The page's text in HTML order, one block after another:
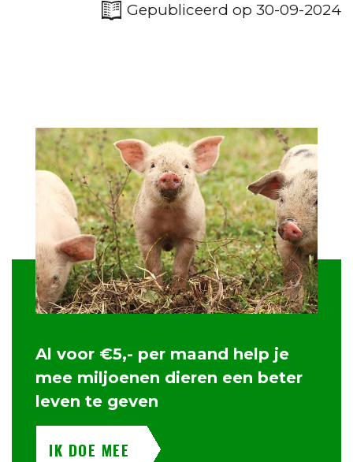
Gepubliceerd op 30-09-2024
Al voor €5,- per maand help je
mee miljoenen dieren een beter
leven te geven
IK DOE MEE